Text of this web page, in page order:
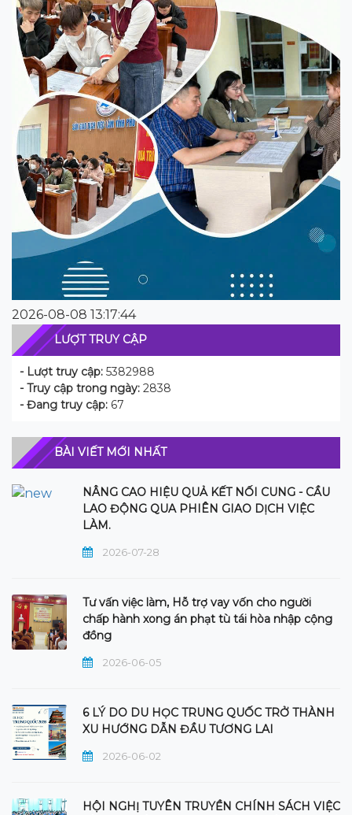
2026-08-08 13:17:44
LƯỢT TRUY CẬP
- Lượt truy cập: 5382988
- Truy cập trong ngày: 2838
- Đang truy cập: 67
BÀI VIẾT MỚI NHẤT
NÂNG CAO HIỆU QUẢ KẾT NỐI CUNG - CẦU
LAO ĐỘNG QUA PHIÊN GIAO DỊCH VIỆC
LÀM.
2026-07-28
Tư vấn việc làm, Hỗ trợ vay vốn cho người
chấp hành xong án phạt tù tái hòa nhập cộng
đồng
2026-06-05
6 LÝ DO DU HỌC TRUNG QUỐC TRỞ THÀNH
XU HƯỚNG DẪN ĐẦU TƯƠNG LAI
2026-06-02
HỘI NGHỊ TUYÊN TRUYỀN CHÍNH SÁCH VIỆC